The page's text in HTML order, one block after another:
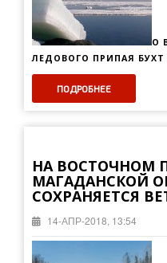
О
ЛЕДОВОГО ПРИПАЯ БУХТ
ПОДРОБНЕЕ
НА ВОСТОЧНОМ
МАГАДАНСКОЙ
СОХРАНЯЕТСЯ
14-АПР-2018, 13:54